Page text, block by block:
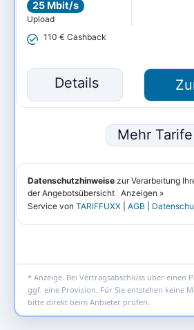
* Anzeige. Bei Vertragsabschluss über einen
ggf. eine Provision. Für Sie entstehen keine
bitte direkt beim Anbieter prüfen.